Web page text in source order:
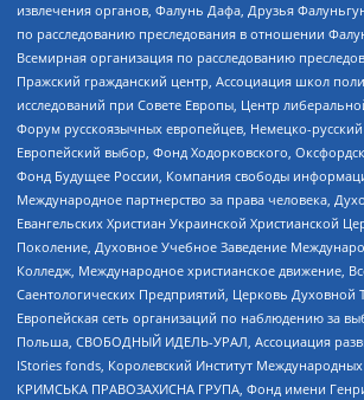
извлечения органов, Фалунь Дафа, Друзья
по расследованию преследования в отношении
Всемирная организация по расследованию
Пражский гражданский центр, Ассоциация школ
исследований при Совете Европы, Центр
Форум русскоязычных европейцев, Немецко-
Европейский выбор, Фонд Ходорковского,
Фонд Будущее России, Компания свободы
Международное партнерство за права человека,
Евангельских Христиан Украинской Христианской
Поколение, Духовное Учебное Заведение
Колледж, Международное христианское движение,
Саентологических Предприятий, Церковь Духовной
Европейская сеть организаций по наблюдению за
Польша, СВОБОДНЫЙ ИДЕЛЬ-УРАЛ, Ассоциация
IStories fonds, Королевский Институт
КРИМСЬКА ПРАВОЗАХИСНА ГРУПА, Фонд имени